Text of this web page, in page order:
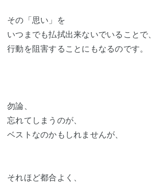
その「思い」を
いつまでも払拭出来ないでいることで、
行動を阻害することにもなるのです。
勿論、
忘れてしまうのが、
ベストなのかもしれませんが、
それほど都合よく、